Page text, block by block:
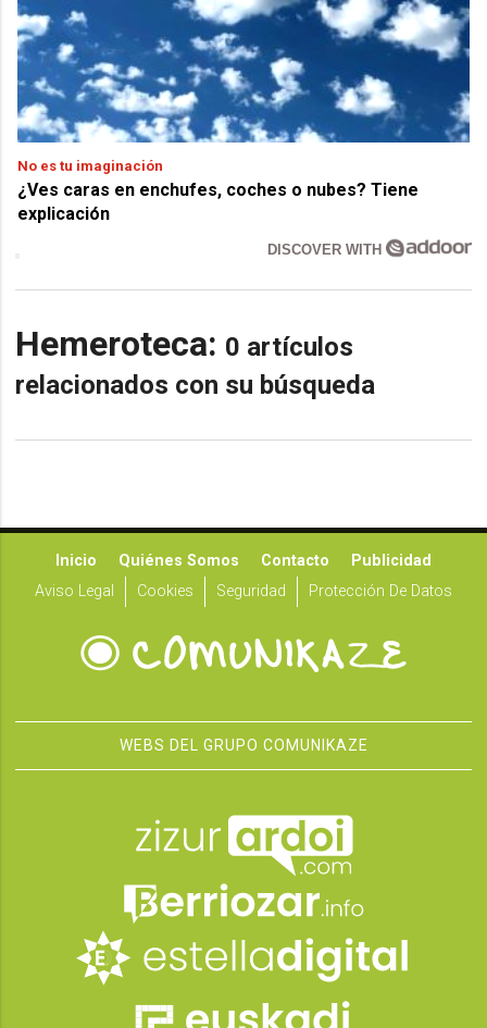
No es tu imaginación
¿Ves caras en enchufes, coches o nubes? Tiene
explicación
DISCOVER WITH
Hemeroteca: 0 artículos
relacionados con su búsqueda
Inicio Quiénes Somos Contacto
Publicidad
Aviso Legal
Cookies Seguridad Protección De Datos
WEBS DEL GRUPO COMUNIKAZE